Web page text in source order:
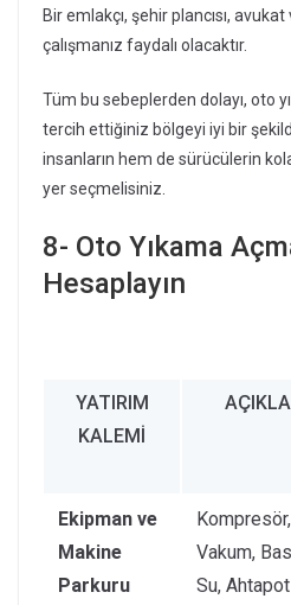
Bir emlakçı, şehir plancısı,
çalışmanız faydalı olacaktır.
Tüm bu sebeplerden dolayı, oto
tercih ettiğiniz bölgeyi iyi bir
insanların hem de sürücülerin
yer seçmelisiniz.
8- Oto Yıkama
Hesaplayın
YATIRIM
KALEMI
Ekipman ve
Makine
Parkuru
Kompresör,
Vakum,
Su, Ahtapot